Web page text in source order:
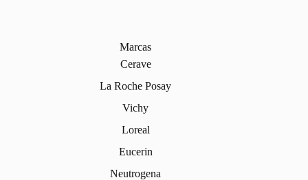
Marcas
Cerave
La Roche Posay
Vichy
Loreal
Eucerin
Neutrogena